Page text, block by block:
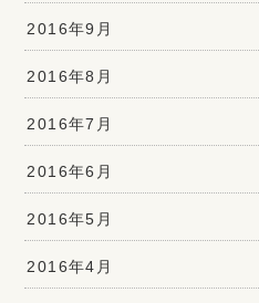
2016年9月
2016年8月
2016年7月
2016年6月
2016年5月
2016年4月